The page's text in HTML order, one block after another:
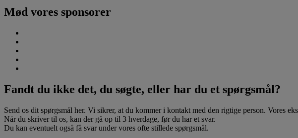
Mød vores sponsorer
Fandt du ikke det, du søgte, eller har du et spørgsmål?
Send os dit spørgsmål her. Vi sikrer, at du kommer i kontakt med den rigtige person. Vores
Når du skriver til os, kan der gå op til 3 hverdage, før du har et svar.
Du kan eventuelt også få svar under vores ofte stillede spørgsmål.